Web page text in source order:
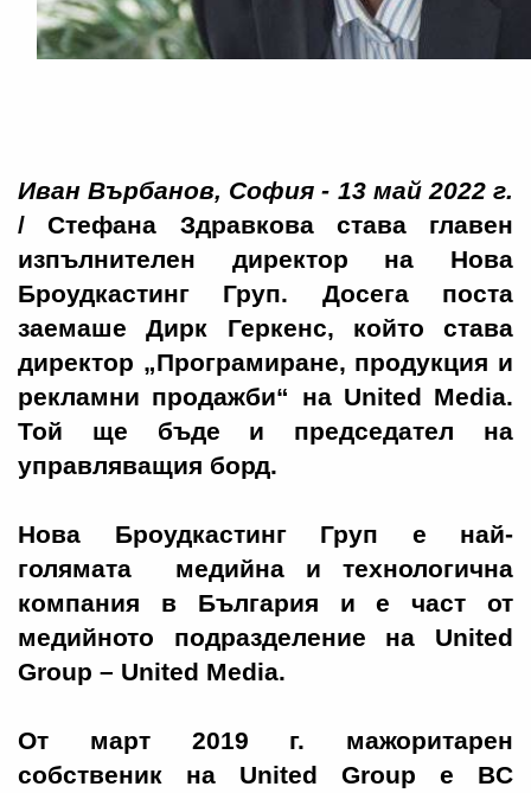
Иван Върбанов, София - 13 май 2022 г.
/ Стефана Здравкова става главен
изпълнителен директор на Нова
Броудкастинг Груп. Досега поста
заемаше Дирк Геркенс, който става
директор „Програмиране, продукция и
рекламни продажби“ на United Media.
Той ще бъде и председател на
управляващия борд.
Нова Броудкастинг Груп е най-
голямата медийна и технологична
компания в България и е част от
медийното подразделение на United
Group – United Media.
От март 2019 г. мажоритарен
собственик на United Group е BC